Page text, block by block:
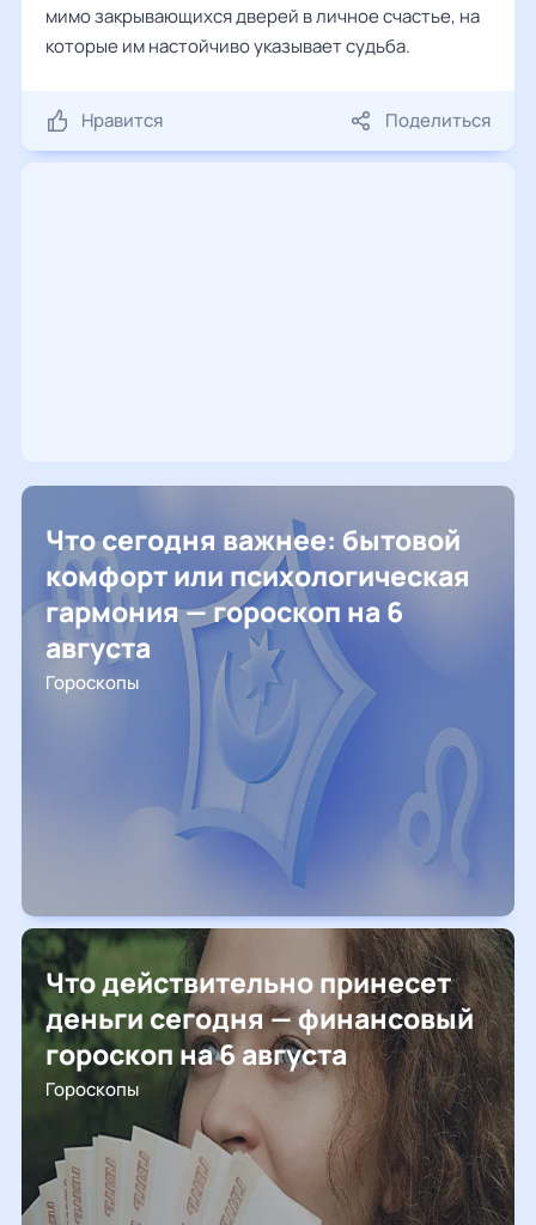
мимо закрывающихся дверей в личное счастье, на
которые им настойчиво указывает судьба.
Нравится Поделиться
Что сегодня важнее: бытовой
комфорт или психологическая
гармония — гороскоп на 6
августа
Гороскопы
Что действительно принесет
деньги сегодня — финансовый
гороскоп на 6 августа
Гороскопы